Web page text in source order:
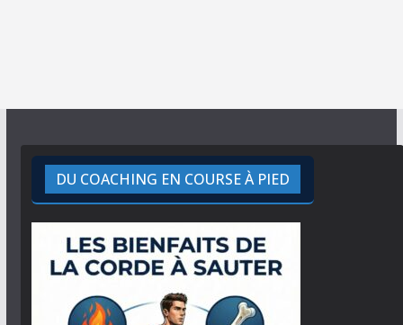
DU COACHING EN COURSE À PIED